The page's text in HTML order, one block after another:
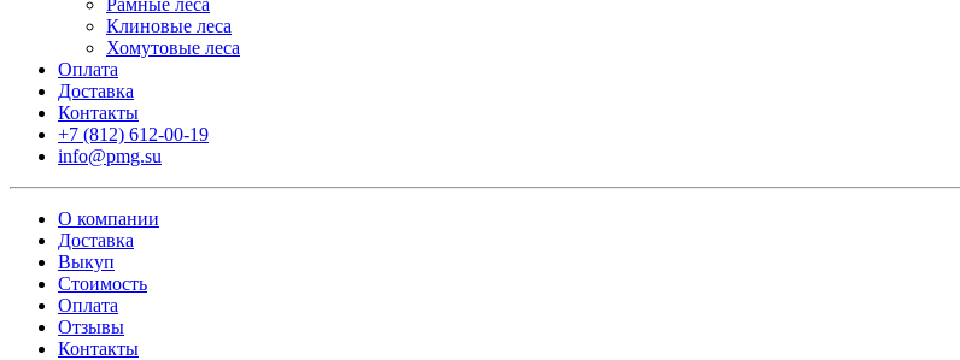
Рамные леса
Клиновые леса
Хомутовые леса
Оплата
Доставка
Контакты
+7 (812) 612-00-19
info@pmg.su
О компании
Доставка
Выкуп
Стоимость
Оплата
Отзывы
Контакты